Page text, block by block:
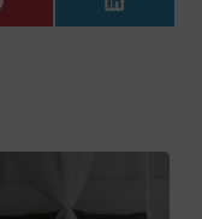
Pinterest